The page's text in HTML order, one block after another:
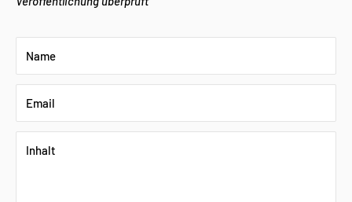
Name
Email
Inhalt